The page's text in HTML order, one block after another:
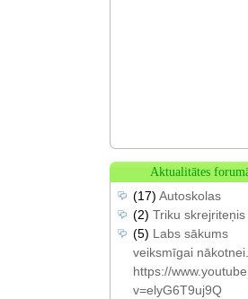
Aktualitātes
(17) Autoskolas
(2) Triku
(5) Labs sākums
veiksmīgai nākotnei.
https://
v=elyG6T9uj9Q